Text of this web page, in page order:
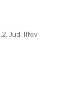
Jud. Ilfov